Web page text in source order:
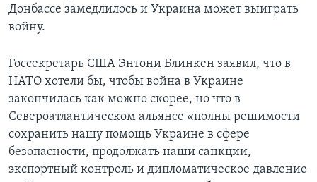
Донбассе замедлилось и Украина может выиграть
войну.
Госсекретарь США Энтони Блинкен заявил, что в
НАТО хотели бы, чтобы война в Украине
закончилась как можно скорее, но что в
Североатлантическом альянсе «полны решимости
сохранить нашу помощь Украине в сфере
безопасности, продолжать наши санкции,
экспортный контроль и дипломатическое давление